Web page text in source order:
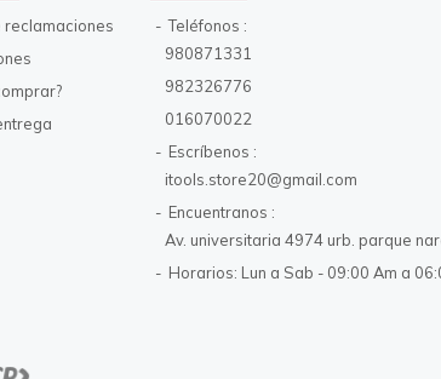
reclamaciones
Teléfonos
980871331
982326776
016070022
Escríbenos
itools.store20@gmail.com
Encuentranos
Av. universitaria 4974 urb. parque
Horarios: Lun a Sab - 09:00 Am a